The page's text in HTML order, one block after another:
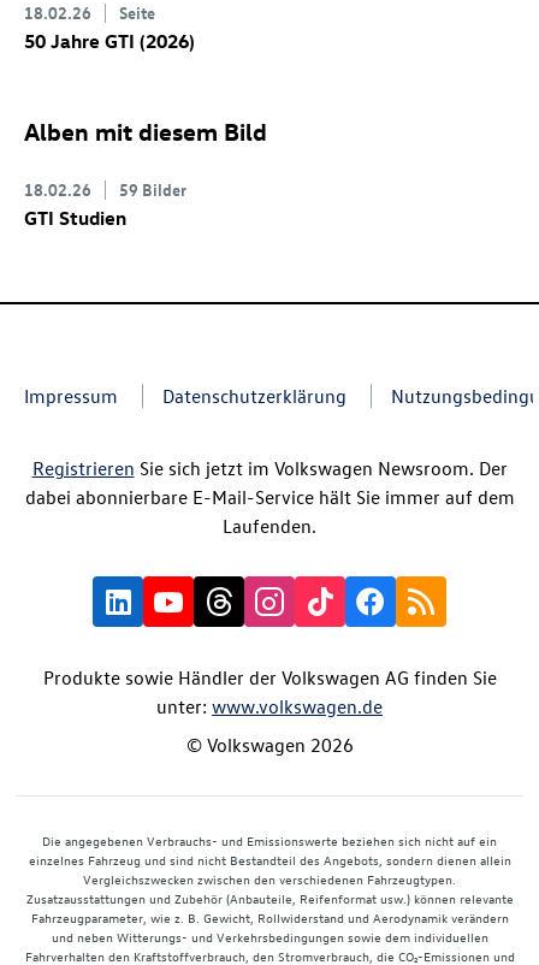
18.02.26 Seite
50 Jahre GTI (2026)
Alben mit diesem Bild
18.02.26 59 Bilder
GTI Studien
Impressum Datenschutzerklärung
Registrieren Sie sich jetzt im Volkswagen Newsroom. Der
dabei abonnierbare E-Mail-Service hält Sie immer auf dem
Laufenden.
Produkte sowie Händler der Volkswagen AG finden Sie
unter: www.volkswagen.de
© Volkswagen 2026
Die angegebenen Verbrauchs- und Emissionswerte beziehen sich nicht auf ein
einzelnes Fahrzeug und sind nicht Bestandteil des Angebots, sondern dienen allein
Vergleichszwecken zwischen den verschiedenen Fahrzeugtypen.
Zusatzausstattungen und Zubehör (Anbauteile, Reifenformat usw.) können relevante
Fahrzeugparameter, wie z. B. Gewicht, Rollwiderstand und Aerodynamik verändern
und neben Witterungs- und Verkehrsbedingungen sowie dem individuellen
Fahrverhalten den Kraftstoffverbrauch, den Stromverbrauch, die CO₂-Emissionen und